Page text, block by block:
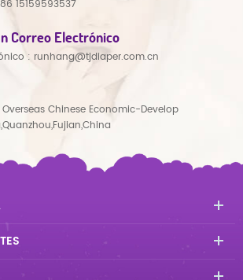
15159593537
Correo Electrónico
: runhang@tjdiaper.com.cn
Chinese Economic-Develop